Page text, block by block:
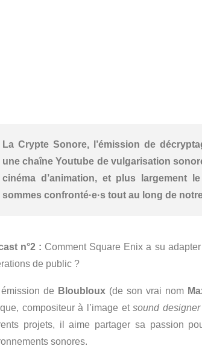
La Crypte Sonore, l’émission de
une chaîne Youtube de vulgarisation
cinéma d’animation, et plus largement
sommes confronté·e·s tout au long de
n°2 : Comment Square Enix a su
de public ?
de Bloubloux (de son vrai nom
compositeur à l’image etsound designer
projets, il aime partager sa passion
sonores.